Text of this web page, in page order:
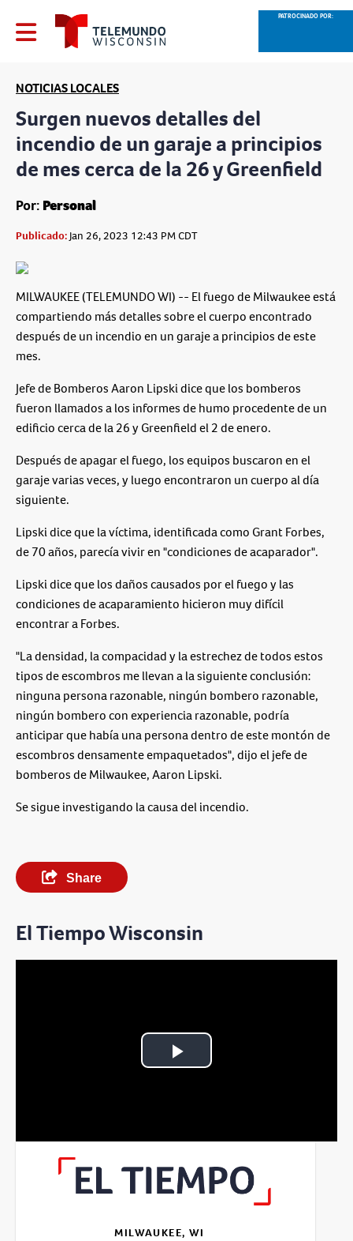
PATROCINADO POR:
NOTICIAS LOCALES
Surgen nuevos detalles del
incendio de un garaje a principios
de mes cerca de la 26 y Greenfield
Por: Personal
Publicado:Jan 26, 2023 12:43 PM CDT
MILWAUKEE (TELEMUNDO WI) -- El fuego de Milwaukee está
compartiendo más detalles sobre el cuerpo encontrado
después de un incendio en un garaje a principios de este
mes.
Jefe de Bomberos Aaron Lipski dice que los bomberos
fueron llamados a los informes de humo procedente de un
edificio cerca de la 26 y Greenfield el 2 de enero.
Después de apagar el fuego, los equipos buscaron en el
garaje varias veces, y luego encontraron un cuerpo al día
siguiente.
Lipski dice que la víctima, identificada como Grant Forbes,
de 70 años, parecía vivir en "condiciones de acaparador".
Lipski dice que los daños causados por el fuego y las
condiciones de acaparamiento hicieron muy difícil
encontrar a Forbes.
"La densidad, la compacidad y la estrechez de todos estos
tipos de escombros me llevan a la siguiente conclusión:
ninguna persona razonable, ningún bombero razonable,
ningún bombero con experiencia razonable, podría
anticipar que había una persona dentro de este montón de
escombros densamente empaquetados", dijo el jefe de
bomberos de Milwaukee, Aaron Lipski.
Se sigue investigando la causa del incendio.
Share
El Tiempo Wisconsin
Play
MILWAUKEE, WI